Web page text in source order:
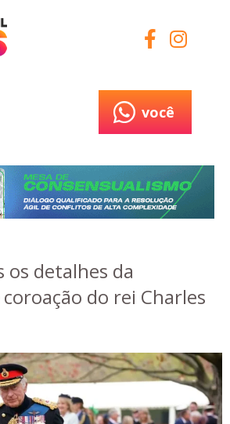
você
os detalhes da
do rei Charles